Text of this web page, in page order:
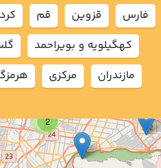
2
فارس
قزوين قم
كهگيلويه و بويراحمد
مازندران
مركزي